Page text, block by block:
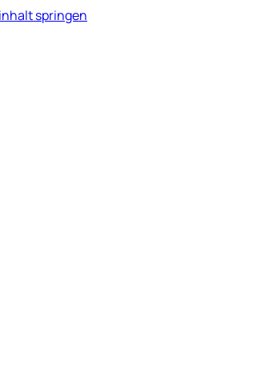
springen